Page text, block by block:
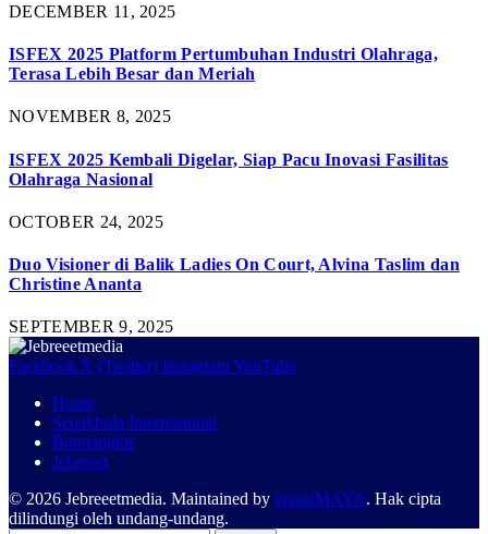
DECEMBER 11, 2025
ISFEX 2025 Platform Pertumbuhan Industri Olahraga,
Terasa Lebih Besar dan Meriah
NOVEMBER 8, 2025
ISFEX 2025 Kembali Digelar, Siap Pacu Inovasi Fasilitas
Olahraga Nasional
OCTOBER 24, 2025
Duo Visioner di Balik Ladies On Court, Alvina Taslim dan
Christine Ananta
SEPTEMBER 9, 2025
Facebook X (Twitter) InstagramYouTube
Home
Sepakbola Internasional
Bulutangkis
Jebreeet
© 2026 Jebreeetmedia. Maintained by kreasiMAYA. Hak cipta
dilindungi oleh undang-undang.